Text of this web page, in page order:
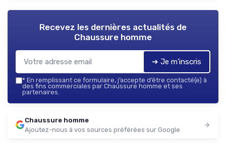
Recevez les dernières actualités de
Chaussure homme
➔ Je m'inscris
* En remplissant ce formulaire, j’accepte d’être contacté(e) à
des fins commerciales par Chaussure homme et ses
partenaires.
Chaussure homme
Ajoutez-nous à vos sources préférées sur Google